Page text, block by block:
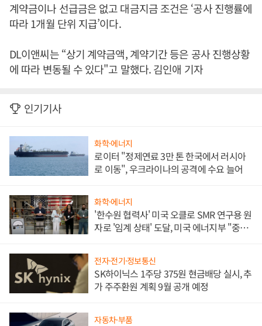
계약금이나 선급금은 없고 대금지금 조건은 ‘공사 진행률에
따라 1개월 단위 지급’이다.
DL이앤씨는 “상기 계약금액, 계약기간 등은 공사 진행상황
에 따라 변동될 수 있다"고 말했다. 김인애 기자
인기기사
화학·에너지
로이터 "정제연료 3만 톤 한국에서 러시아
로 이동", 우크라이나의 공격에 수요 늘어
화학·에너지
'한수원 협력사' 미국 오클로 SMR 연구용 원
자로 '임계 상태' 도달, 미국 에너지부 "중요
전자·전기·정보통신
SK하이닉스 1주당 375원 현금배당 실시, 추
가 주주환원 계획 9월 공개 예정
자동차·부품